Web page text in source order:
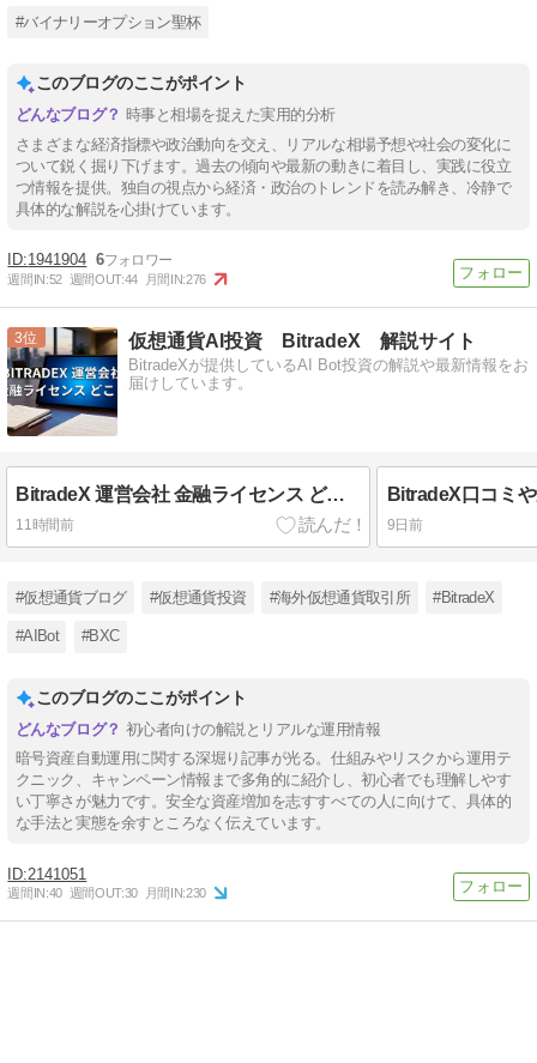
#バイナリーオプション聖杯
このブログのここがポイント
時事と相場を捉えた実用的分析
さまざまな経済指標や政治動向を交え、リアルな相場予想や社会の変化に
ついて鋭く掘り下げます。過去の傾向や最新の動きに着目し、実践に役立
つ情報を提供。独自の視点から経済・政治のトレンドを読み解き、冷静で
具体的な解説を心掛けています。
1941904 6
週間IN:52 週間OUT:44 月間IN:276
3 仮想通貨AI投資 BitradeX 解説サイト
BitradeXが提供しているAI Bot投資の解説や最新情報をお
届けしています。
BitradeX 運営会社 金融ライセンス どこ？
11時間前 9日前
#仮想通貨ブログ #仮想通貨投資 #海外仮想通貨取引所 #BitradeX
#AIBot #BXC
このブログのここがポイント
初心者向けの解説とリアルな運用情報
暗号資産自動運用に関する深堀り記事が光る。仕組みやリスクから運用テ
クニック、キャンペーン情報まで多角的に紹介し、初心者でも理解しやす
い丁寧さが魅力です。安全な資産増加を志すすべての人に向けて、具体的
な手法と実態を余すところなく伝えています。
2141051
週間IN:40 週間OUT:30 月間IN:230